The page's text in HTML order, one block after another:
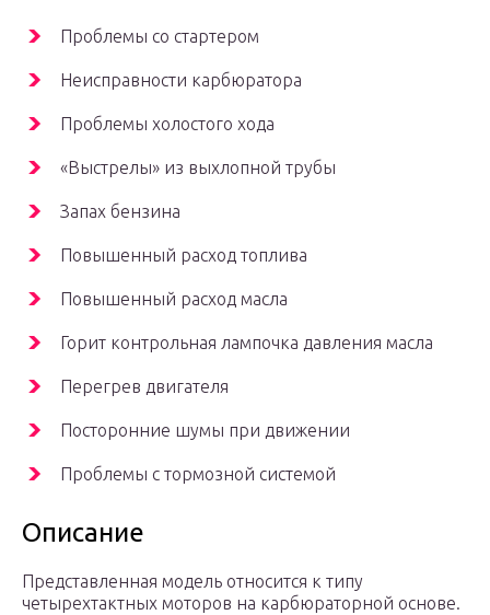
Проблемы со стартером
Неисправности карбюратора
Проблемы холостого хода
«Выстрелы» из выхлопной трубы
Запах бензина
Повышенный расход топлива
Повышенный расход масла
Горит контрольная лампочка давления масла
Перегрев двигателя
Посторонние шумы при движении
Проблемы с тормозной системой
Описание
Представленная модель относится к типу
четырехтактных моторов на карбюраторной основе.